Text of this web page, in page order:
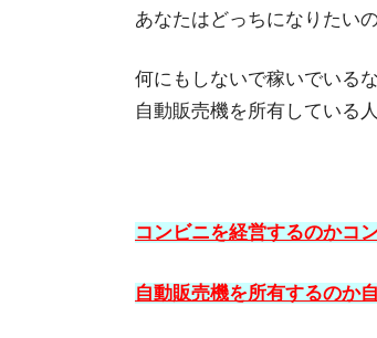
あなたはどっちになりたい
何にもしないで稼いでいる
自動販売機を所有している
コンビニを経営するのかコ
自動販売機を所有するのか